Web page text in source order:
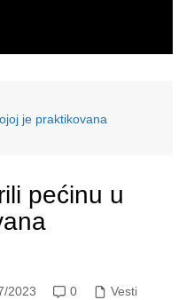
je praktikovana
pećinu u
2023 0 Vesti